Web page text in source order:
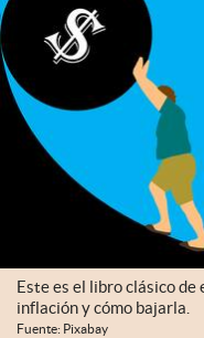
Este es el libro clásico de
inflación y cómo bajarla.
Fuente: Pixabay